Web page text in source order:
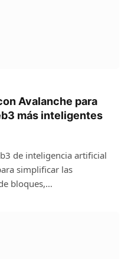
Avalanche para
más inteligentes
de inteligencia artificial
simplificar las
bloques,…